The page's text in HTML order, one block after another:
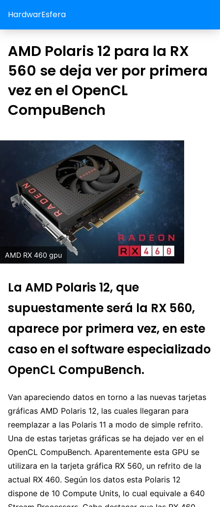
HardwarEsfera
AMD Polaris 12 para la RX
560 se deja ver por primera
vez en el OpenCL
CompuBench
AMD RX 460 gpu
La AMD Polaris 12, que
supuestamente será la RX 560,
aparece por primera vez, en este
caso en el software especializado
OpenCL CompuBench.
Van apareciendo datos en torno a las nuevas tarjetas
gráficas AMD Polaris 12, las cuales llegaran para
reemplazar a las Polaris 11 a modo de simple refrito.
Una de estas tarjetas gráficas se ha dejado ver en el
OpenCL CompuBench. Aparentemente esta GPU se
utilizara en la tarjeta gráfica RX 560, un refrito de la
actual RX 460. Según los datos esta Polaris 12
dispone de 10 Compute Units, lo cual equivale a 640